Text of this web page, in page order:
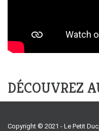
DÉCOUVREZ
Copyright © 2021 - Le Petit